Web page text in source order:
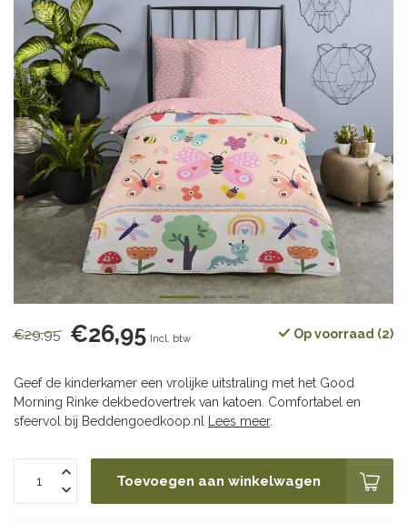
€29,95 €26,95 Incl. btw Op voorraad (2)
Geef de kinderkamer een vrolijke uitstraling met het Good
Morning Rinke dekbedovertrek van katoen. Comfortabel en
sfeervol bij Beddengoedkoop.nl
Lees meer.
Toevoegen aan winkelwagen